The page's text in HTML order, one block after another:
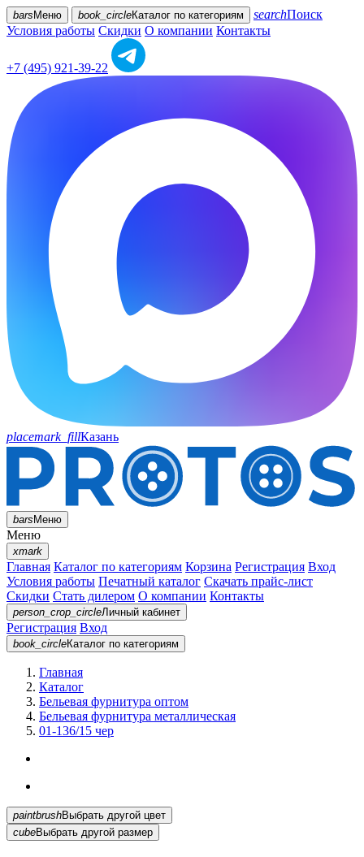
bars Меню book_circleКаталог по категориям searchПоиск
Условия работы Скидки О компании Контакты
+7 (495) 921-39-22
placemark_fillКазань
barsМеню
Меню
xmark
Главная Каталог по категориям Корзина Регистрация Вход
Условия работы Печатный каталог Скачать прайс-лист
Скидки Стать дилером О компании Контакты
person_crop_circleЛичный кабинет
Регистрация Вход
book_circleКаталог по категориям
Главная
Каталог
Бельевая фурнитура оптом
Бельевая фурнитура металлическая
01-136/15 чер
paintbrush
Выбрать другой цвет
cubeВыбрать другой размер